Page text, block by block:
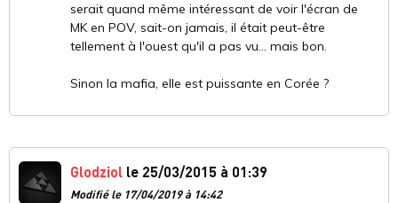
serait quand même intéressant de voir l'écran de
MK en POV, sait-on jamais, il était peut-être
tellement à l'ouest qu'il a pas vu... mais bon.
Sinon la mafia, elle est puissante en Corée ?
Glodziol le 25/03/2015 à 01:39
Modifié le 17/04/2019 à 14:42